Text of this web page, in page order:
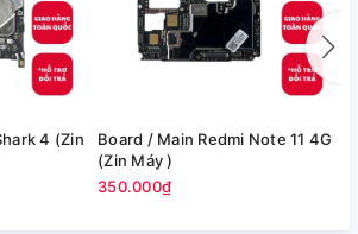
Board / Main Redmi Note 11 4G
(Zin Máy )
350.000₫